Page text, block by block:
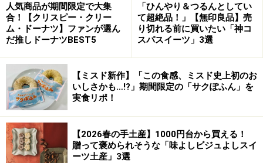
人気商品が期間限定で大集
合！【クリスピー・クリー
ム・ドーナツ】ファンが選ん
だ推しドーナツBEST5
「ひんやり＆つるんとしてい
て超絶品！」【無印良品】売
り切れる前に買いたい「神コ
スパスイーツ」3選
【ミスド新作】「この食感、ミスド史上初のお
いしさかも…!?」期間限定の「サクぽふん」を
実食リポ！
【2026春の手土産】1000円台から買える！
贈って褒められそうな「味よしビジュよしスイ
ーツ土産」3選